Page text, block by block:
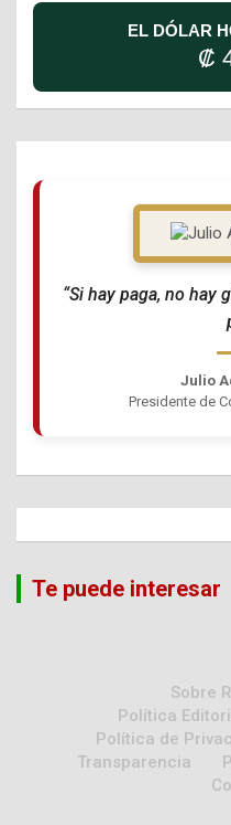
EL DÓLAR
₡
“Si hay paga, no hay
Julio
Presidente de
Te puede interesar
Sobre
Política
Política de
Transparencia